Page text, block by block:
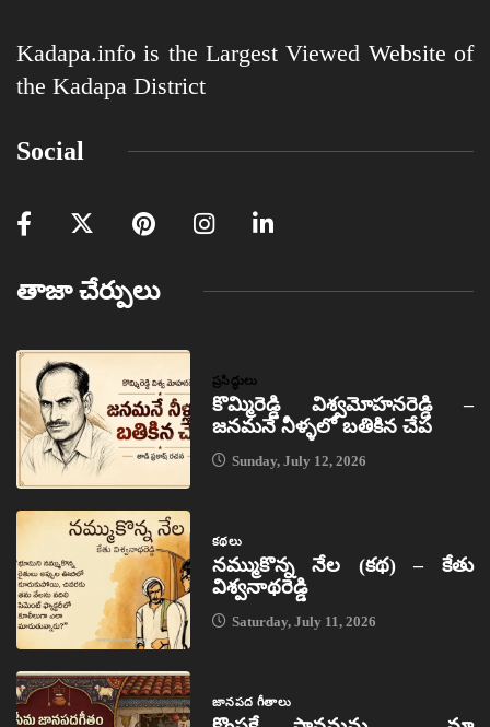
Kadapa.info is the Largest Viewed Website of
the Kadapa District
Social
తాజా చేర్పులు
ప్రసిద్ధులు
కొమ్మిరెడ్డి విశ్వమోహనరెడ్డి –
జనమనే నీళ్ళలో బతికిన చేప
Sunday, July 12, 2026
కథలు
నమ్ముకొన్న నేల (కథ) – కేతు
విశ్వనాథరెడ్డి
Saturday, July 11, 2026
జానపద గీతాలు